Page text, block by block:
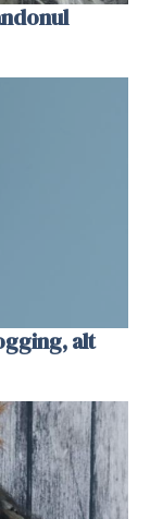
alt